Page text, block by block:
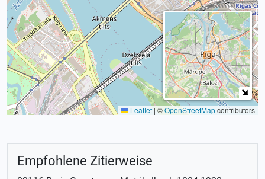
Leaflet | ©OpenStreetMapcontributors
Empfohlene Zitierweise